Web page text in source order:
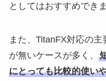
としてはおすすめできま
また、TitanFX対応の主
が無いケースが多く、
にとっても比較的使い